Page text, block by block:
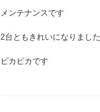
メンテナンスです
2台ともきれいになりました
ピカピカです